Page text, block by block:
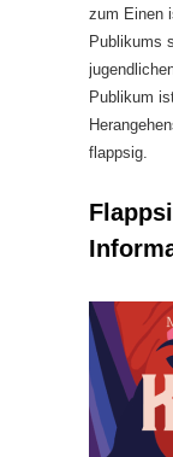
zum Einen
Publikums
Publikum
flappsig.